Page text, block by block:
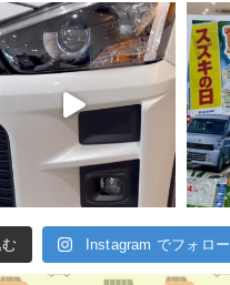
Instagram でフォロー